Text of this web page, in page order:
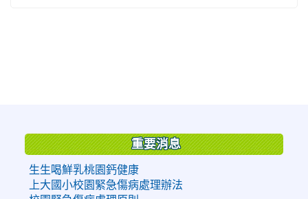
重要消息
生生喝鮮乳桃園鈣健康
上大國小校園緊急傷病處理辦法